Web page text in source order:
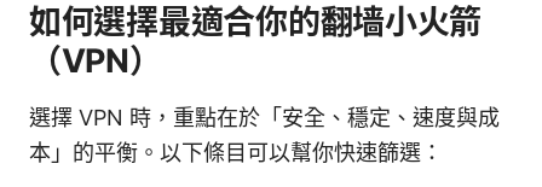
如何選擇最適合你的翻墙小火箭
（VPN）
選擇 VPN 時，重點在於「安全、穩定、速度與成
本」的平衡。以下條目可以幫你快速篩選：